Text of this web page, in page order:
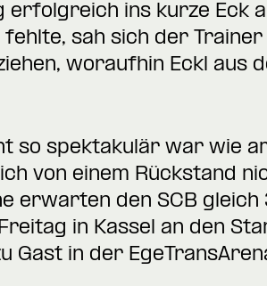
ins kurze Eck
sah sich der
woraufhin Eckl aus
so spektakulär war wie
von einem Rückstand
erwarten den SCB
in Kassel an den
Gast in der